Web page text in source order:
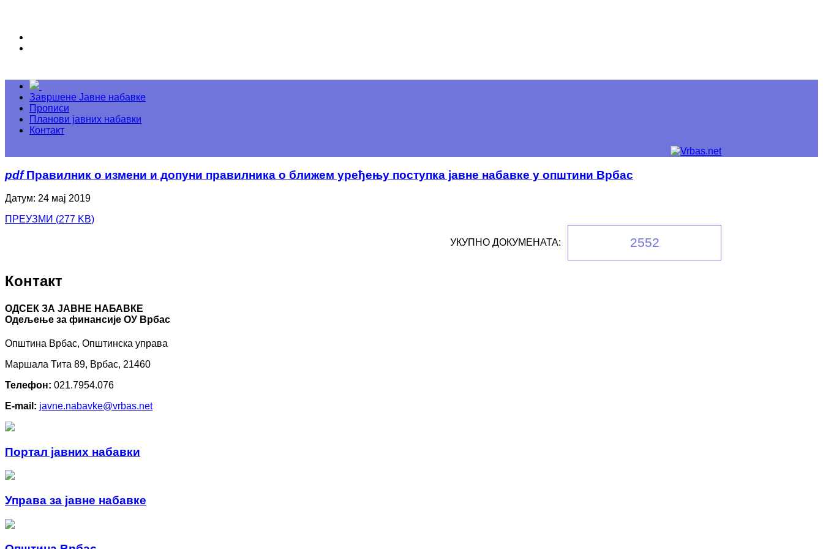
Завршене Јавне набавке
Прописи
Планови јавних набавки
Контакт
pdf Правилник о измени и допуни правилника о ближем уређењу поступка јавне набавке у општини Врбас
Датум: 24 мај 2019
ПРЕУЗМИ (277 KB)
УКУПНО ДОКУМЕНАТА: 2552
Контакт
ОДСЕК ЗА ЈАВНЕ НАБАВКЕ
Oдељење за финансије ОУ Врбас
Општина Врбас, Општинска управа
Маршала Тита 89, Врбас, 21460
Телефон: 021.7954.076
E-mail: javne.nabavke@vrbas.net
Портал јавних набавки
Управа за јавне набавке